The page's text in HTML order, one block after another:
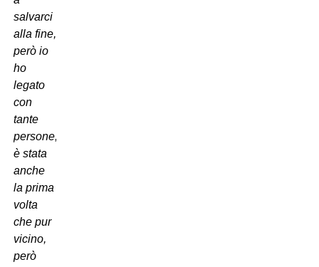
salvarci
alla fine,
però io
ho
legato
con
tante
persone,
è stata
anche
la prima
volta
che pur
vicino,
però